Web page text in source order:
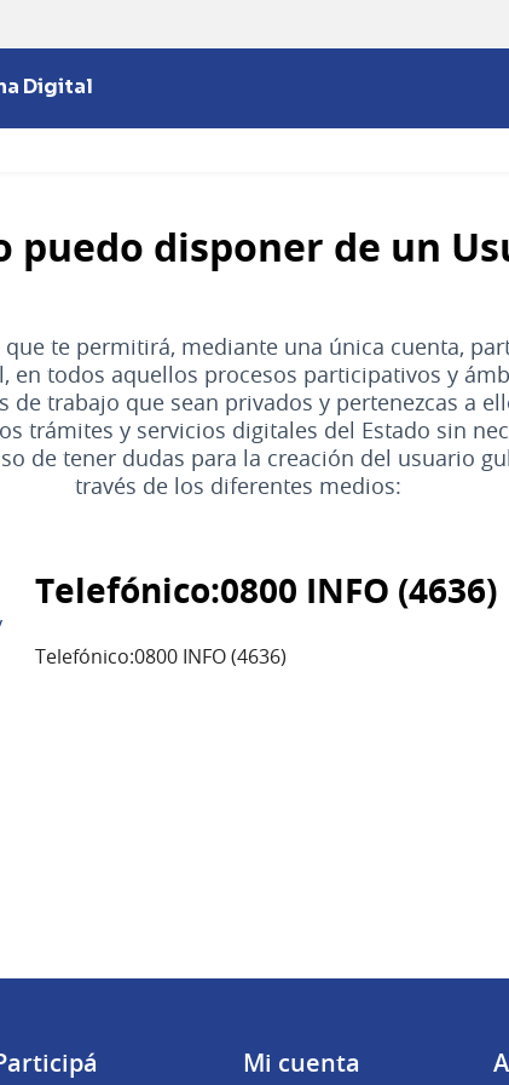
Digital
puedo disponer de un
te permitirá, mediante una única cuenta,
en todos aquellos procesos participativos y
de trabajo que sean privados y pertenezcas a
trámites y servicios digitales del Estado sin
de tener dudas para la creación del usuario
través de los diferentes medios:
Telefónico:0800 INFO (4636)
Telefónico:0800 INFO (4636)
Mi cuenta